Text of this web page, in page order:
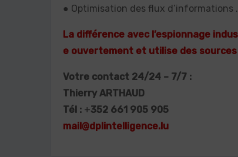
● Optimisation des flux d’informations
La différence avec l’espionnage
e ouvertement et utilise des
Votre contact 24/24 – 7/7 :
Thierry ARTHAUD
Tél : +352 661 905 905
mail@dplintelligence.lu